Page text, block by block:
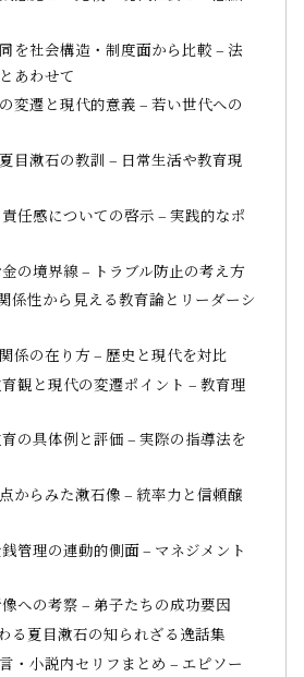
を社会構造・制度面から比較 – 法
あわせて
変遷と現代的意義 – 若い世代への
目漱石の教訓 – 日常生活や教育現
任感についての啓示 – 実践的なポ
の境界線 – トラブル防止の考え方
係性から見える教育論とリーダーシ
係の在り方 – 歴史と現代を対比
観と現代の変遷ポイント – 教育理
の具体例と評価 – 実際の指導法を
からみた漱石像 – 統率力と信頼醸
管理の連動的側面 – マネジメント
への考察 – 弟子たちの成功要因
る夏目漱石の知られざる逸話集
・小説内セリフまとめ – エピソー